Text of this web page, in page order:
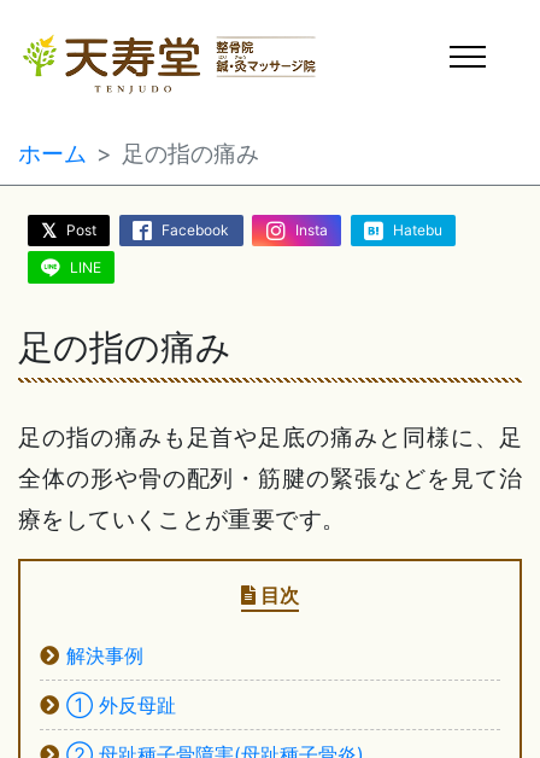
ホーム 足の指の痛み
Post Facebook Insta Hatebu
LINE
足の指の痛み
足の指の痛みも足首や足底の痛みと同様に、足
全体の形や骨の配列・筋腱の緊張などを見て治
療をしていくことが重要です。
目次
解決事例
① 外反母趾